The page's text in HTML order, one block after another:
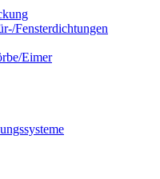
Fensterdichtungen
Eimer